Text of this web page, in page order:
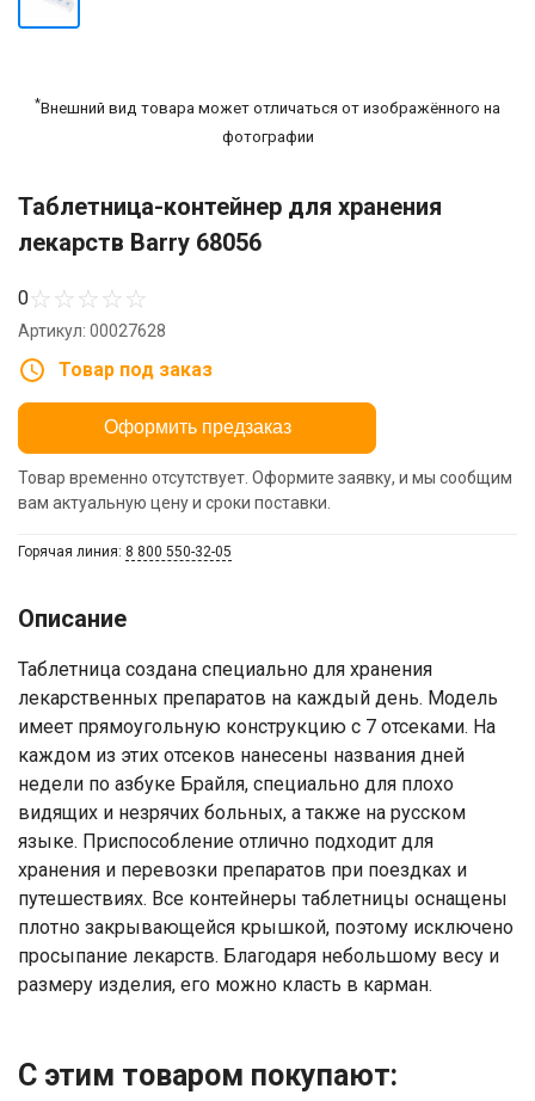
*Внешний вид товара может отличаться от изображённого на
фотографии
Таблетница-контейнер для хранения
лекарств Barry 68056
0☆☆☆☆☆
Артикул: 00027628
Товар под заказ
Оформить предзаказ
Товар временно отсутствует. Оформите заявку, и мы сообщим
вам актуальную цену и сроки поставки.
Горячая линия: 8 800 550-32-05
Описание
Таблетница создана специально для хранения
лекарственных препаратов на каждый день. Модель
имеет прямоугольную конструкцию с 7 отсеками. На
каждом из этих отсеков нанесены названия дней
недели по азбуке Брайля, специально для плохо
видящих и незрячих больных, а также на русском
языке. Приспособление отлично подходит для
хранения и перевозки препаратов при поездках и
путешествиях. Все контейнеры таблетницы оснащены
плотно закрывающейся крышкой, поэтому исключено
просыпание лекарств. Благодаря небольшому весу и
размеру изделия, его можно класть в карман.
С этим товаром покупают:
Ваше имя
Номер телефона
Отправить